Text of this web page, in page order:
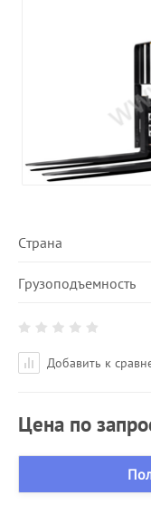
Страна
Грузоподъемность
Добавить к
Цена по